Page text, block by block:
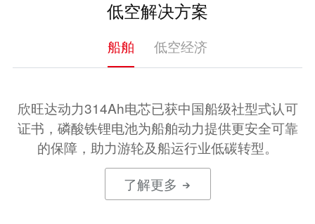
低空解决方案
欣旺达动力314Ah电芯已获中国船级社型式认可
证书，磷酸铁锂电池为船舶动力提供更安全可靠
的保障，助力游轮及船运行业低碳转型。
了解更多
船舶 低空经济